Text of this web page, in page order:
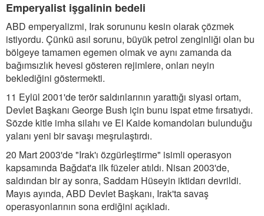
Emperyalist işgalinin bedeli
ABD emperyalizmi, Irak sorununu kesin olarak çözmek
istiyordu. Çünkü asıl sorunu, büyük petrol zenginliği olan bu
bölgeye tamamen egemen olmak ve aynı zamanda da
bağımsızlık hevesi gösteren rejimlere, onları neyin
beklediğini göstermekti.
11 Eylül 2001'de terör saldırılarının yarattığı siyasi ortam,
Devlet Başkanı George Bush için bunu ispat etme fırsatıydı.
Sözde kitle imha silahı ve El Kaide komandoları bulunduğu
yalanı yeni bir savaşı meşrulaştırdı.
20 Mart 2003'de "Irak'ı özgürleştirme" isimli operasyon
kapsamında Bağdat'a ilk füzeler atıldı. Nisan 2003'de,
saldırıdan bir ay sonra, Saddam Hüseyin iktidarı devrildi.
Mayıs ayında, ABD Devlet Başkanı, Irak'ta savaş
operasyonlarının sona erdiğini açıkladı.